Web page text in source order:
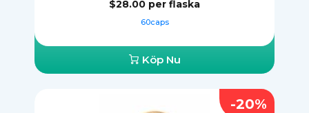
$28.00 per flaska
60caps
Köp Nu
-20%